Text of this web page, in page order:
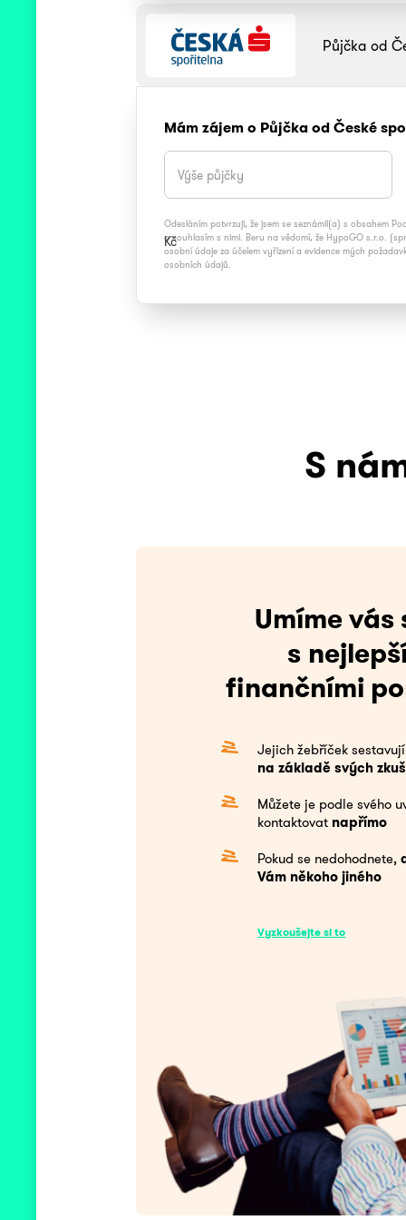
Půjčka od
Mám zájem o Půjčka od České
Kč
Odesláním potvrzuji, že jsem se seznámil(a) s obsahem
a souhlasím s nimi. Beru na vědomí, že HypoGO s.r.o.
osobní údaje za účelem vyřízení a evidence mých
osobních údajů.
S
Umíme vás
s
finančními
Jejich žebříček
na základě svých
Můžete je podle svého
kontaktovat napřímo
Pokud se nedohodnete,
Vám někoho jiného
Vyzkoušejte si to